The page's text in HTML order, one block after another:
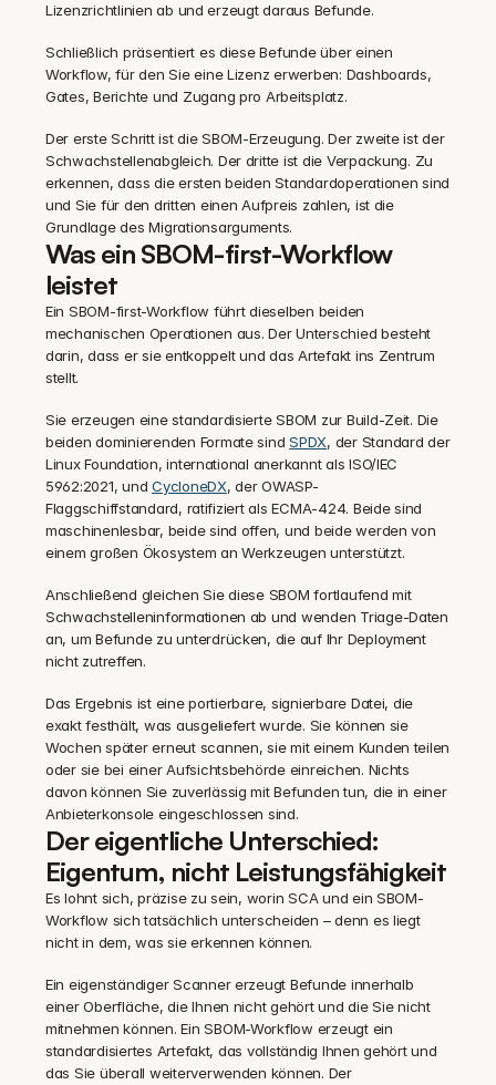
Lizenzrichtlinien ab und erzeugt daraus Befunde.
Schließlich präsentiert es diese Befunde über einen
Workflow, für den Sie eine Lizenz erwerben: Dashboards,
Gates, Berichte und Zugang pro Arbeitsplatz.
Der erste Schritt ist die SBOM-Erzeugung. Der zweite ist der
Schwachstellenabgleich. Der dritte ist die Verpackung. Zu
erkennen, dass die ersten beiden Standardoperationen sind
und Sie für den dritten einen Aufpreis zahlen, ist die
Grundlage des Migrationsarguments.
Was ein SBOM-first-Workflow
leistet
Ein SBOM-first-Workflow führt dieselben beiden
mechanischen Operationen aus. Der Unterschied besteht
darin, dass er sie entkoppelt und das Artefakt ins Zentrum
stellt.
Sie erzeugen eine standardisierte SBOM zur Build-Zeit. Die
beiden dominierenden Formate sind SPDX, der Standard der
Linux Foundation, international anerkannt als ISO/IEC
5962:2021, und CycloneDX, der OWASP-
Flaggschiffstandard, ratifiziert als ECMA-424. Beide sind
maschinenlesbar, beide sind offen, und beide werden von
einem großen Ökosystem an Werkzeugen unterstützt.
Anschließend gleichen Sie diese SBOM fortlaufend mit
Schwachstelleninformationen ab und wenden Triage-Daten
an, um Befunde zu unterdrücken, die auf Ihr Deployment
nicht zutreffen.
Das Ergebnis ist eine portierbare, signierbare Datei, die
exakt festhält, was ausgeliefert wurde. Sie können sie
Wochen später erneut scannen, sie mit einem Kunden teilen
oder sie bei einer Aufsichtsbehörde einreichen. Nichts
davon können Sie zuverlässig mit Befunden tun, die in einer
Anbieterkonsole eingeschlossen sind.
Der eigentliche Unterschied:
Eigentum, nicht Leistungsfähigkeit
Es lohnt sich, präzise zu sein, worin SCA und ein SBOM-
Workflow sich tatsächlich unterscheiden – denn es liegt
nicht in dem, was sie erkennen können.
Ein eigenständiger Scanner erzeugt Befunde innerhalb
einer Oberfläche, die Ihnen nicht gehört und die Sie nicht
mitnehmen können. Ein SBOM-Workflow erzeugt ein
standardisiertes Artefakt, das vollständig Ihnen gehört und
das Sie überall weiterverwenden können. Der